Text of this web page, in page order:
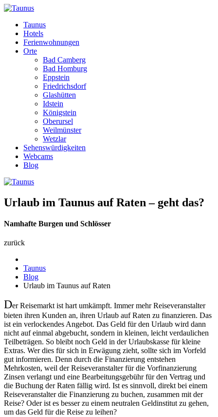
Taunus
Hotels
Ferienwohnungen
Orte
Bad Camberg
Bad Homburg
Eppstein
Friedrichsdorf
Glashütten
Idstein
Königstein
Oberursel
Weilmünster
Wetzlar
Sehenswürdigkeiten
Webcams
Blog
Urlaub im Taunus auf Raten – geht das?
Namhafte Burgen und Schlösser
zurück
Taunus
Blog
Urlaub im Taunus auf Raten
Der Reisemarkt ist hart umkämpft. Immer mehr Reiseveranstalter
bieten ihren Kunden an, ihren Urlaub auf Raten zu finanzieren. Das
ist ein verlockendes Angebot. Das Geld für den Urlaub wird dann
nicht auf einmal abgebucht, sondern in kleinen, leicht verdaulichen
Teilbeträgen. So bleibt noch Geld in der Urlaubskasse für kleine
Extras. Wer dies für sich in Erwägung zieht, sollte sich im Vorfeld
gut informieren. Denn durch die Finanzierung entstehen
Mehrkosten, weil der Reiseveranstalter für die Vorfinanzierung
Zinsen verlangt und eine Bearbeitungsgebühr für den Vertrag und
die Buchung der Raten fällig wird. Ist es sinnvoll, direkt bei einem
Reiseveranstalter die Finanzierung zu buchen, zusammen mit der
Reise? Oder ist es besser zu einem neutralen Geldinstitut zu gehen,
um das Geld für die Reise zu leihen?